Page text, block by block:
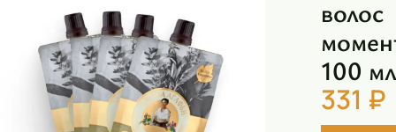
Маски косметические
Муссы
Масла
Пена для ванны
волос
100
331 ₽